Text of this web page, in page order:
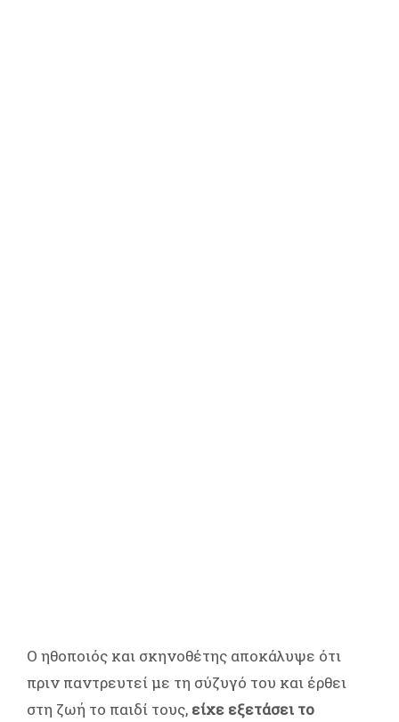
Ο ηθοποιός και σκηνοθέτης αποκάλυψε ότι
πριν παντρευτεί με τη σύζυγό του και έρθει
στη ζωή το παιδί τους, είχε εξετάσει το